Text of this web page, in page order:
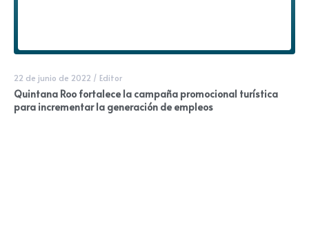
22 de junio de 2022 / Editor
Quintana Roo fortalece la campaña promocional turística
para incrementar la generación de empleos